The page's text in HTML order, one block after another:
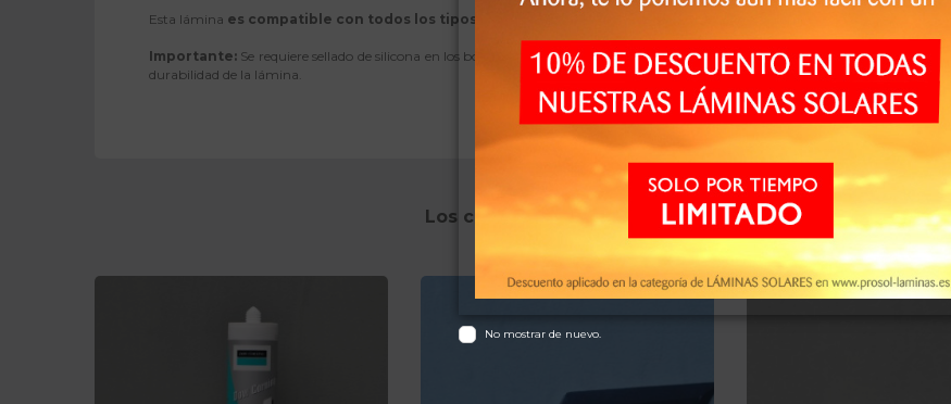
No mostrar de nuevo.
Esta lámina es compatible con todos los tipos de cristal
Importante: Se requiere sellado de silicona en los bordes, preservará el funcionamiento y
durabilidad de la lámina
Los clientes que adquirieron este producto también